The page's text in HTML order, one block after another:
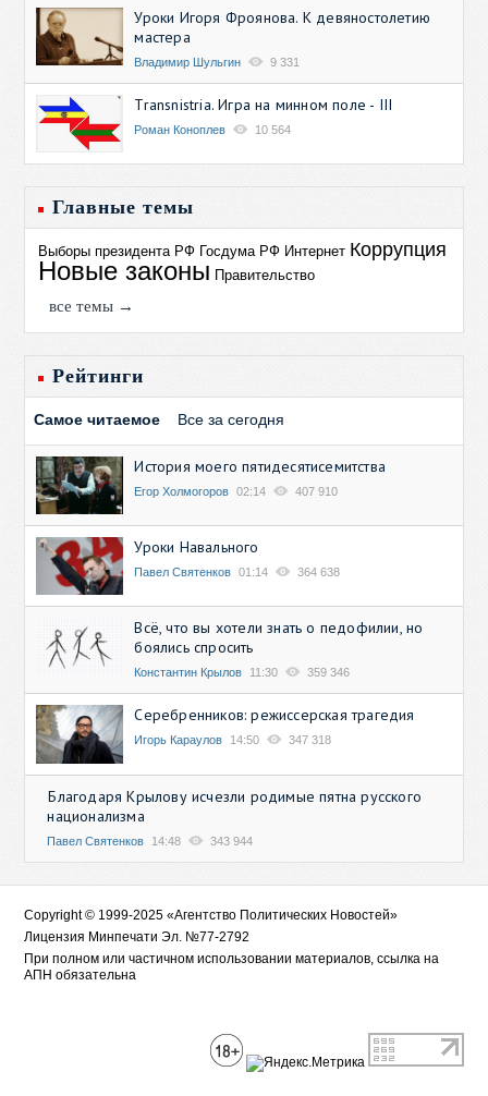
Уроки Игоря Фроянова. К девяностолетию
мастера
Владимир Шульгин 9 331
Transnistria. Игра на минном поле - III
Роман Коноплев 10 564
Главные темы
Выборы президента РФ Госдума РФ Интернет Коррупция
Новые законы Правительство
все темы →
Рейтинги
Самое читаемое Все за сегодня
История моего пятидесятисемитства
Егор Холмогоров 02:14 407 910
Уроки Навального
Павел Святенков 01:14 364 638
Всё, что вы хотели знать о педофилии, но
боялись спросить
Константин Крылов 11:30 359 346
Серебренников: режиссерская трагедия
Игорь Караулов 14:50 347 318
Благодаря Крылову исчезли родимые пятна русского
национализма
Павел Святенков 14:48 343 944
Copyright © 1999-2025 «Агентство Политических Новостей»
Лицензия Минпечати Эл. №77-2792
При полном или частичном использовании материалов, ссылка на
АПН обязательна